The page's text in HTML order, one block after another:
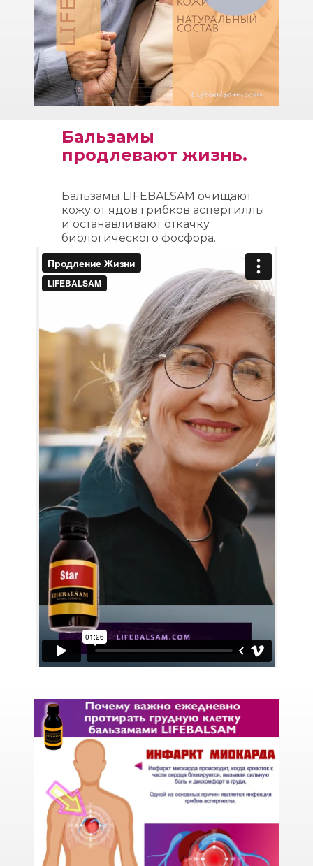
Бальзамы
продлевают жизнь.
Бальзамы LIFEBALSAM очищают
кожу от ядов грибков аспергиллы
и останавливают откачку
биологического фосфора.